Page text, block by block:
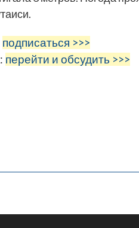
подписаться >>>
перейти и обсудить >>>